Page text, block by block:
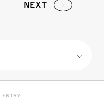
NEXT
ENTRY